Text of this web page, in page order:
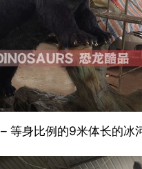
– 等身比例的9米体长的冰